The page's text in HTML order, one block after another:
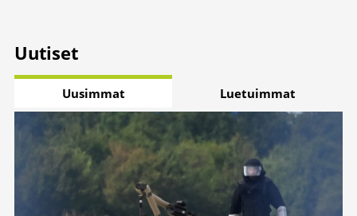
Uutiset
Uusimmat Luetuimmat